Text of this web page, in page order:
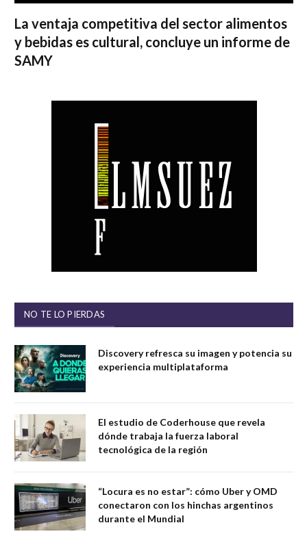
La ventaja competitiva del sector alimentos
y bebidas es cultural, concluye un informe de
SAMY
NO TE LO PIERDAS
Discovery refresca su imagen y potencia su
experiencia multiplataforma
El estudio de Coderhouse que revela
dónde trabaja la fuerza laboral
tecnológica de la región
“Locura es no estar”: cómo Uber y OMD
conectaron con los hinchas argentinos
durante el Mundial